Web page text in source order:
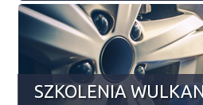
SZKOLENIA